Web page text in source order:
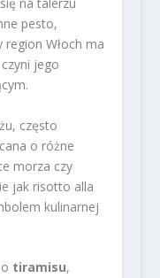
na talerzu
pesto,
region Włoch ma
jego
często
o różne
morza czy
jak risotto alla
kulinarnej
tiramisu,